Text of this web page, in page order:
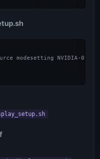
modesetting NVIDIA-0